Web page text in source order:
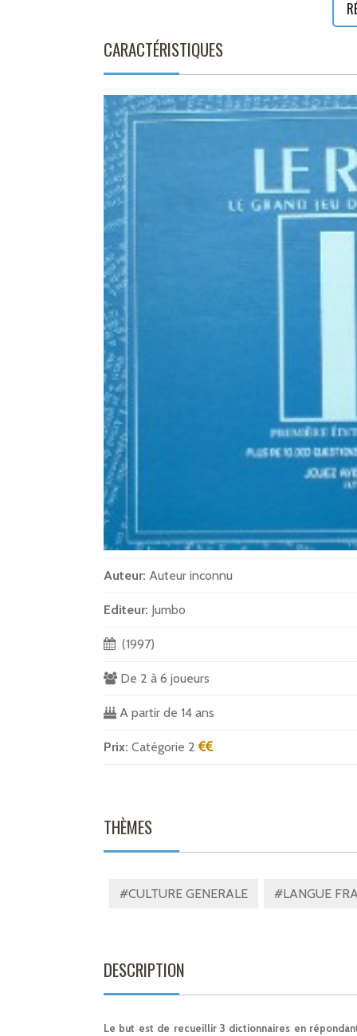
CARACTÉRISTIQUES
Auteur: Auteur inconnu
Editeur: Jumbo
(1997)
De 2 à 6 joueurs
A partir de 14 ans
Prix: Catégorie 2
THÈMES
#CULTURE GENERALE #LANGUE
DESCRIPTION
Le but est de recueillir 3 dictionnaires en